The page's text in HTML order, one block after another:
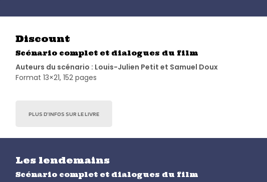
Discount
Scénario complet et dialogues du film
Auteurs du scénario : Louis-Julien Petit et Samuel Doux
Format 13×21, 152 pages
PLUS D’INFOS SUR LE LIVRE
Les lendemains
Scénario complet et dialogues du film